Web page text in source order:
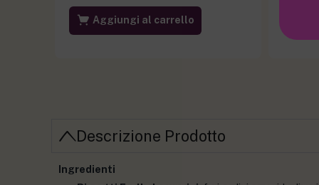
Aggiungi al carrello
Descrizione Prodotto
Ingredienti